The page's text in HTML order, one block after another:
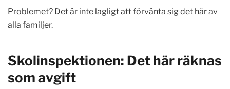
Problemet? Det är inte lagligt att förvänta sig det här av
alla familjer.
Skolinspektionen: Det här räknas
som avgift